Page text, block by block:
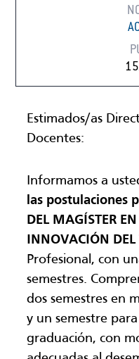
Estimados/as
Docentes:
Informamos a
las postulaciones
DEL MAGÍSTER
INNOVACIÓN
Profesional, con
semestres.
dos semestres en
y un semestre
graduación, con